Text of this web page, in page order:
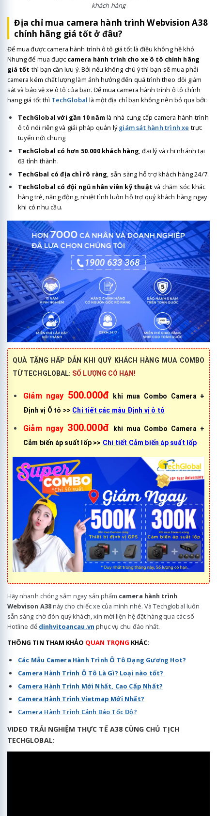
khách hàng
Địa chỉ mua camera hành trình Webvision A38
chính hãng giá tốt ở đâu?
Để mua được camera hành trình ô tô giá tốt là điều không hề khó.
Nhưng để mua được camera hành trình cho xe ô tô chính hãng
giá tốt thì bạn cần lưu ý. Bởi nếu không chú ý thì bạn sẽ mua phải
camera kém chất lượng làm ảnh hưởng đến quá trình theo dõi giám
sát và bảo vệ xe ô tô của bạn. Để mua camera hành trình ô tô chính
hang giá tốt thì TechGlobal là một địa chỉ bạn không nên bỏ qua bởi:
TechGlobal với gần 10 năm là nhà cung cấp camera hành trình
ô tô nói riêng và giải pháp quản lýgiám sát hành trình xe trực
tuyến nới chung
TechGlobal có hơn 50.000 khách hàng, đại lý và chi nhánh tại
63 tỉnh thành.
TechGbal có địa chỉ rõ ràng, sẵn sàng hỗ trợ khách hàng 24/7.
TechGlobal có đội ngũ nhân viên kỹ thuật và chăm sóc khác
hàng trẻ, năng động, nhiệt tình luôn hỗ trợ quý khách hàng ngay
khi có nhu cầu.
QUÀ TẶNG HẤP DẪN KHI QUÝ KHÁCH HÀNG MUA COMBO
TỪ TECHGLOBAL: SỐ LƯỢNG CÓ HẠN!
Giảm ngay 500.000đ
khi mua Combo Camera +
Định vị Ô tô >> Chi tiết các mẫu Định vị ô tô
Giảm ngay 300.000đ
khi mua Combo Camera +
Cảm biến áp suất lốp >> Chi tiết Cảm biến áp suất lốp
Hãy nhanh chóng sắm ngay sản phẩm camera hành trình
Webvison A38này cho chiếc xe của mình nhé. Và Techglobal luôn
sẵn sàng chờ đón quý khách, xin mời liện hệ đặt hàng qua các số
Hotline để dinhvitoancau.vn phục vụ chu đáo nhất.
THÔNG TIN THAM KHẢO QUAN TRỌNG KHÁC:
Các Mẫu Camera Hành Trình Ô Tô Dạng Gương Hot?
Camera Hành Trình Ô Tô Là Gì? Loại nào tốt?
Camera Hành Trình Mới Nhất, Cao Cấp Nhất?
Camera Hành Trình Vietmap Mới Nhất?
Camera Hành Trình Cảnh Báo Tốc Độ?
VIDEO TRẢI NGHIỆM THỰC TẾ A38 CÙNG CHỦ TỊCH
TECHGLOBAL: